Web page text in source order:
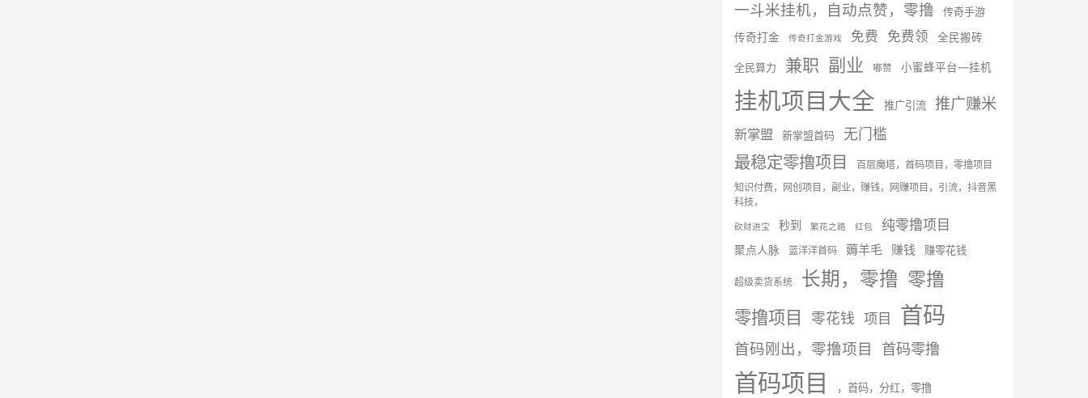
一斗米挂机，自动点赞，零撸
传奇手游
传奇打金
传奇打金游戏 免费 免费领 全民搬砖
全民算力 兼职 副业 嘟赞 小蜜蜂平台—挂机
挂机项目大全 推广引流 推广赚米
新掌盟 新掌盟首码 无门槛
最稳定零撸项目
百层魔塔，首码项目，零撸项目
知识付费，网创项目，副业，赚钱，网赚项目，引流，抖音黑
科技，
砍财进宝 秒到 繁花之路 红包 纯零撸项目
聚点人脉 蓝洋洋首码 薅羊毛 赚钱 赚零花钱
超级卖货系统 长期，零撸 零撸
零撸项目 零花钱 项目 首码
首码刚出，零撸项目 首码零撸
首码项目 ，首码，分红，零撸